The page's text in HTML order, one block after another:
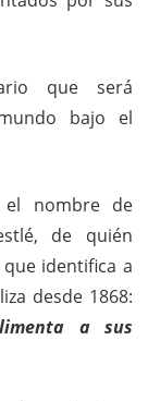
que será
bajo el
el nombre de
de quién
que identifica a
desde 1868:
a sus